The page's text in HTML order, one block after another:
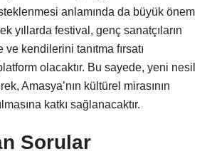
anlamında da büyük önem
yıllarda festival, genç sanatçıların
kendilerini tanıtma fırsatı
olacaktır. Bu sayede, yeni nesil
Amasya’nın kültürel mirasının
katkı sağlanacaktır.
Sorular